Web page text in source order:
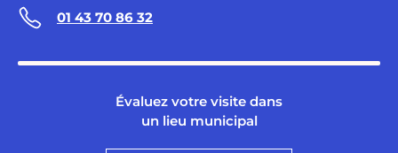
01 43 70 86 32
Évaluez votre visite dans
un lieu municipal